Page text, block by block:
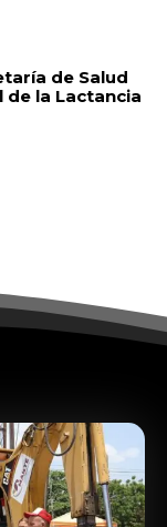
de Salud
de la Lactancia